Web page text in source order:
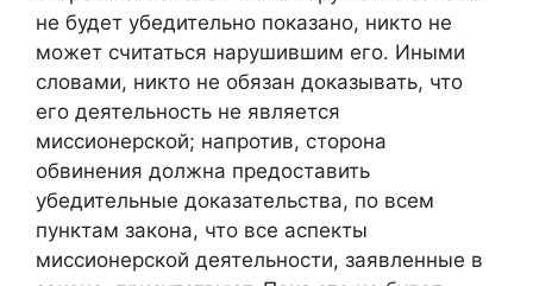
не будет убедительно показано, никто не
может считаться нарушившим его. Иными
словами, никто не обязан доказывать, что
его деятельность не является
миссионерской; напротив, сторона
обвинения должна предоставить
убедительные доказательства, по всем
пунктам закона, что все аспекты
миссионерской деятельности, заявленные в